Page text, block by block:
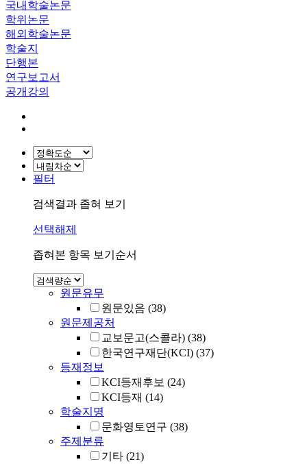
국내학술논문
학위논문
해외학술논문
학술지
단행본
연구보고서
공개강의
필터
검색결과 좁혀 보기
선택해제
좁혀본 항목 보기순서
원문유무
원문있음 (38)
원문제공처
교보문고(스콜라) (38)
한국연구재단(KCI) (37)
등재정보
KCI등재후보 (24)
KCI등재 (14)
학술지명
문화영토연구 (38)
주제분류
기타 (21)